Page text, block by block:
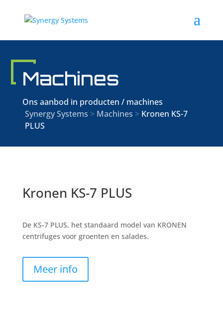
Machines
Ons aanbod in producten / machines
Synergy Systems > Machines > Kronen KS-7
PLUS
Kronen KS-7 PLUS
De KS-7 PLUS, het standaard model van KRONEN
centrifuges voor groenten en salades.
Meer info